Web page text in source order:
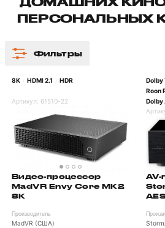
ПЕРСОНАЛЬНЫХ
Фильтры
8K HDMI 2.1 HDR
Артикул: 61510-22
Видео-процессор
MadVR Envy Core MK2
8K
Производитель
MadVR (США)
Dolby
Roon
Dolby
AV-